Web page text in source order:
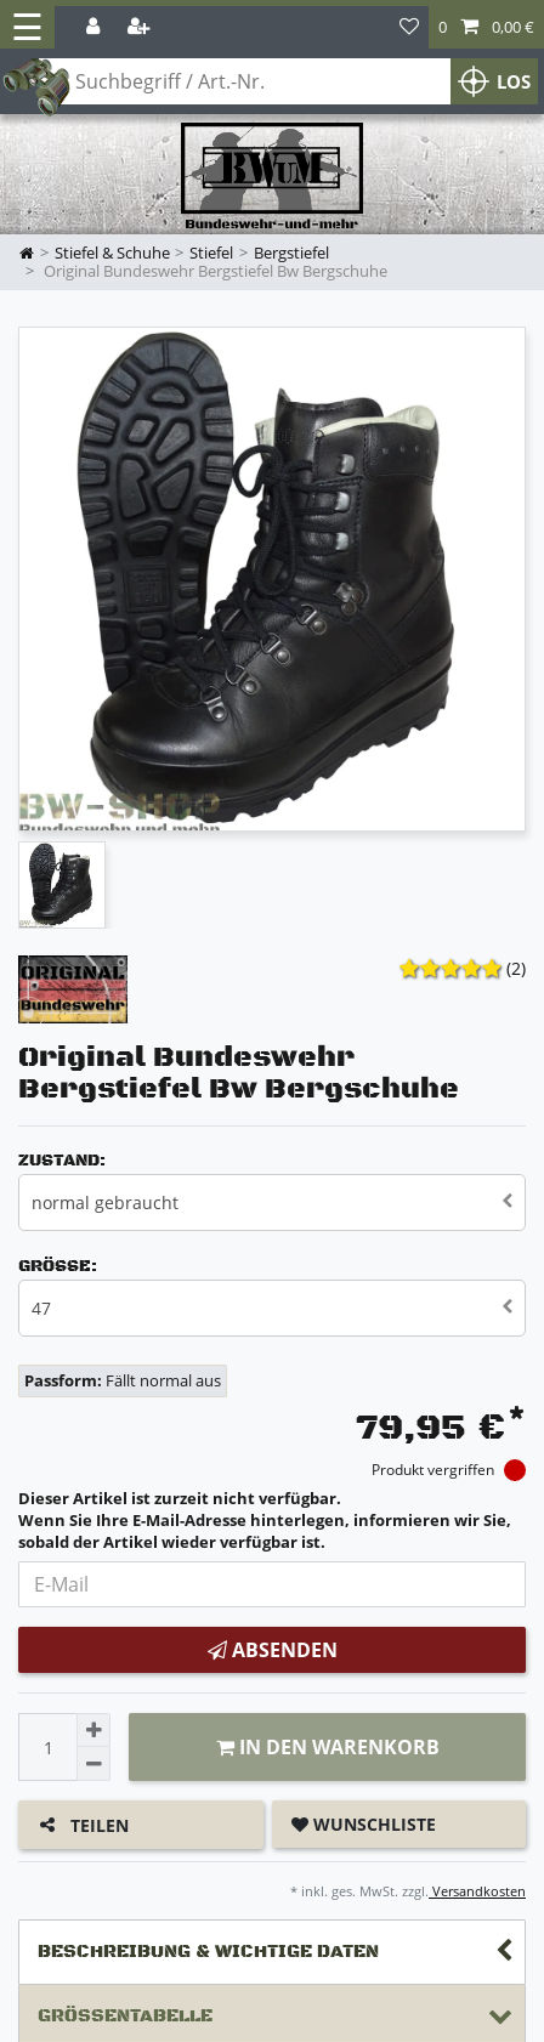
☰
LOS
0 0,00 €
Stiefel & Schuhe Stiefel
Bergstiefel
Original Bundeswehr Bergstiefel Bw Bergschuhe
(2)
Original Bundeswehr
Bergstiefel Bw Bergschuhe
ZUSTAND:
normal gebraucht
GRÖSSE:
47
Passform: Fällt normal aus
79,95 €*
Produkt vergriffen
Dieser Artikel ist zurzeit nicht verfügbar.
Wenn Sie Ihre E-Mail-Adresse hinterlegen, informieren wir Sie,
sobald der Artikel wieder verfügbar ist.
ABSENDEN
IN DEN WARENKORB
TEILEN WUNSCHLISTE
* inkl. ges. MwSt. zzgl. Versandkosten
BESCHREIBUNG & WICHTIGE DATEN
GRÖSSENTABELLE